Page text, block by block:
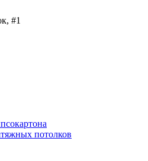
#1
потолков